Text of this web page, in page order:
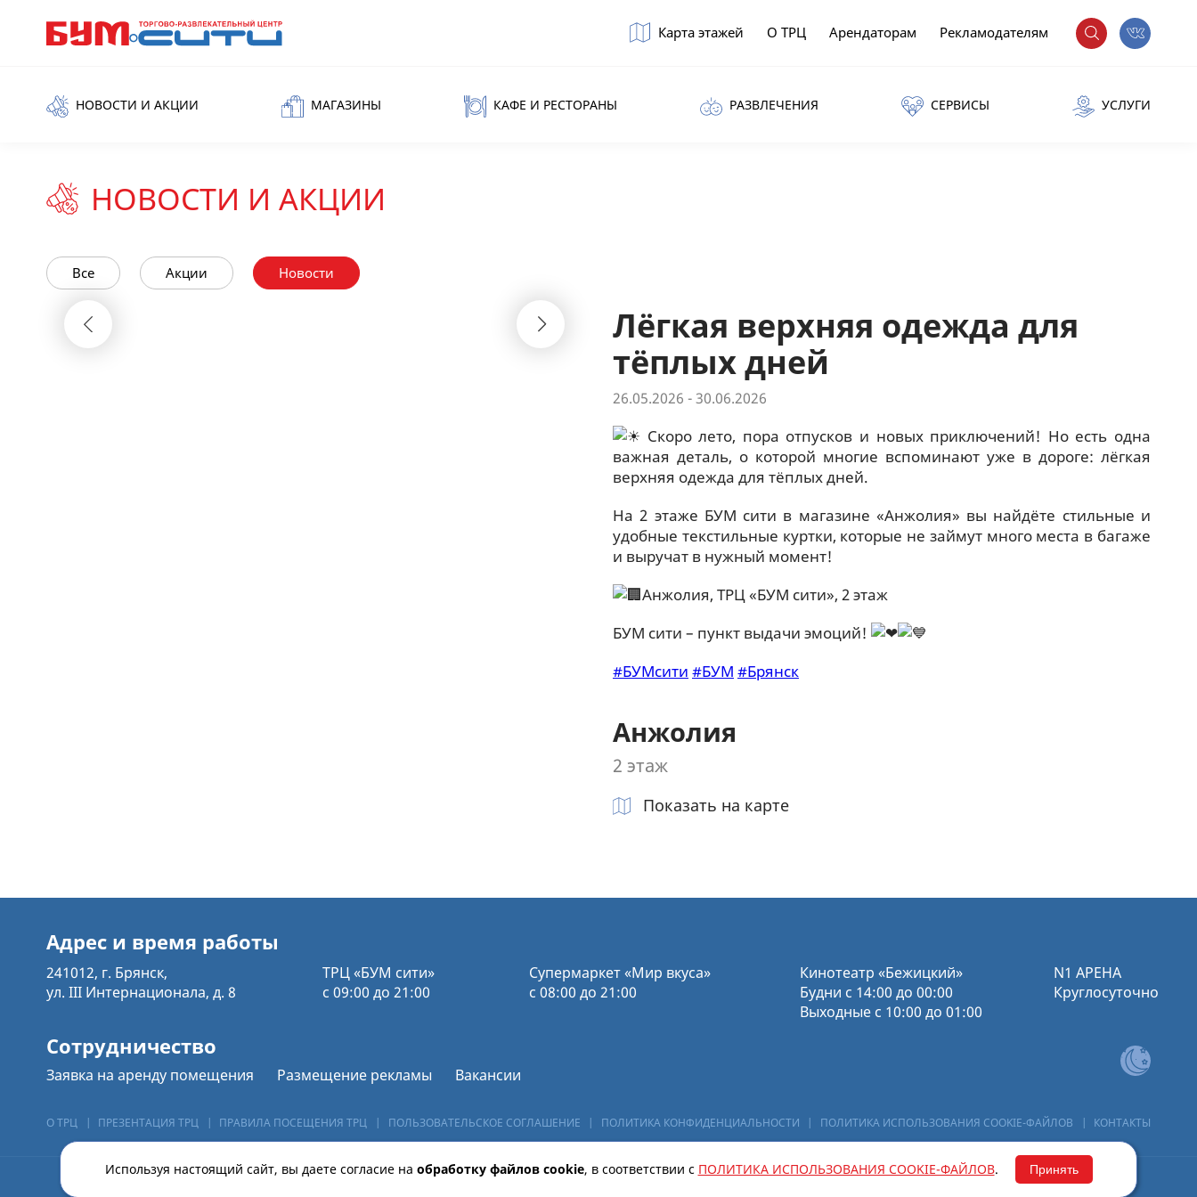
Карта этажей О ТРЦ Арендаторам Рекламодателям
НОВОСТИ И АКЦИИ МАГАЗИНЫ КАФЕ И РЕСТОРАНЫ РАЗВЛЕЧЕНИЯ СЕРВИСЫ УСЛУГИ
НОВОСТИ И АКЦИИ
Все Акции Новости
Лёгкая верхняя одежда для
тёплых дней
26.05.2026 - 30.06.2026
Скоро лето, пора отпусков и новых приключений! Но есть одна
важная деталь, о которой многие вспоминают уже в дороге: лёгкая
верхняя одежда для тёплых дней.
На 2 этаже БУМ сити в магазине «Анжолия» вы найдёте стильные и
удобные текстильные куртки, которые не займут много места в багаже
и выручат в нужный момент!
Анжолия, ТРЦ «БУМ сити», 2 этаж
БУМ сити – пункт выдачи эмоций!
#БУМсити #БУМ #Брянск
Анжолия
2 этаж
Показать на карте
Адрес и время работы
241012, г. Брянск,
ул. III Интернационала, д. 8
ТРЦ «БУМ сити»
с 09:00 до 21:00
Супермаркет «Мир вкуса»
с 08:00 до 21:00
Кинотеатр «Бежицкий»
Будни с 14:00 до 00:00
Выходные с 10:00 до 01:00
N1 АРЕНА
Круглосуточно
Сотрудничество
Заявка на аренду помещения Размещение рекламы Вакансии
О ТРЦ | ПРЕЗЕНТАЦИЯ ТРЦ | ПРАВИЛА ПОСЕЩЕНИЯ ТРЦ | ПОЛЬЗОВАТЕЛЬСКОЕ СОГЛАШЕНИЕ | ПОЛИТИКА КОНФИДЕНЦИАЛЬНОСТИ | ПОЛИТИКА ИСПОЛЬЗОВАНИЯ COOKIE-ФАЙЛОВ | КОНТАКТЫ
Сайт разработан АМК «Промо-Маркетинг»
Используя настоящий сайт, вы даете согласие на обработку файлов сookie, в соответствии с ПОЛИТИКА ИСПОЛЬЗОВАНИЯ COOKIE-ФАЙЛОВ. Принять